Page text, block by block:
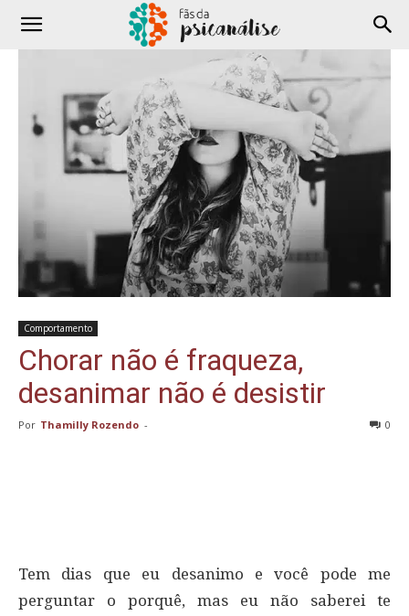
Comportamento
Chorar não é fraqueza,
desanimar não é desistir
Por Thamilly Rozendo - 0
Tem dias que eu desanimo e você pode me
perguntar o porquê, mas eu não saberei te